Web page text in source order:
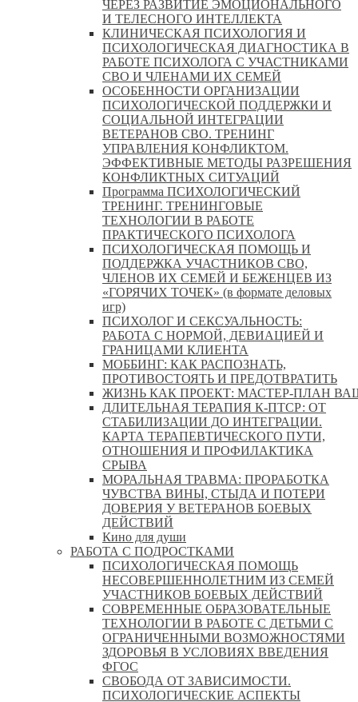
ЧЕРЕЗ РАЗВИТИЕ ЭМОЦИОНАЛЬНОГО
И ТЕЛЕСНОГО ИНТЕЛЛЕКТА
КЛИНИЧЕСКАЯ ПСИХОЛОГИЯ И
ПСИХОЛОГИЧЕСКАЯ ДИАГНОСТИКА В
РАБОТЕ ПСИХОЛОГА С УЧАСТНИКАМИ
СВО И ЧЛЕНАМИ ИХ СЕМЕЙ
ОСОБЕННОСТИ ОРГАНИЗАЦИИ
ПСИХОЛОГИЧЕСКОЙ ПОДДЕРЖКИ И
СОЦИАЛЬНОЙ ИНТЕГРАЦИИ
ВЕТЕРАНОВ СВО. ТРЕНИНГ
УПРАВЛЕНИЯ КОНФЛИКТОМ.
ЭФФЕКТИВНЫЕ МЕТОДЫ РАЗРЕШЕНИЯ
КОНФЛИКТНЫХ СИТУАЦИЙ
Программа ПСИХОЛОГИЧЕСКИЙ
ТРЕНИНГ. ТРЕНИНГОВЫЕ
ТЕХНОЛОГИИ В РАБОТЕ
ПРАКТИЧЕСКОГО ПСИХОЛОГА
ПСИХОЛОГИЧЕСКАЯ ПОМОЩЬ И
ПОДДЕРЖКА УЧАСТНИКОВ СВО,
ЧЛЕНОВ ИХ СЕМЕЙ И БЕЖЕНЦЕВ ИЗ
«ГОРЯЧИХ ТОЧЕК» (в формате деловых
игр)
ПСИХОЛОГ И СЕКСУАЛЬНОСТЬ:
РАБОТА С НОРМОЙ, ДЕВИАЦИЕЙ И
ГРАНИЦАМИ КЛИЕНТА
МОББИНГ: КАК РАСПОЗНАТЬ,
ПРОТИВОСТОЯТЬ И ПРЕДОТВРАТИТЬ
ЖИЗНЬ КАК ПРОЕКТ: МАСТЕР‑ПЛАН
ДЛИТЕЛЬНАЯ ТЕРАПИЯ К-ПТСР: ОТ
СТАБИЛИЗАЦИИ ДО ИНТЕГРАЦИИ.
КАРТА ТЕРАПЕВТИЧЕСКОГО ПУТИ,
ОТНОШЕНИЯ И ПРОФИЛАКТИКА
СРЫВА
МОРАЛЬНАЯ ТРАВМА: ПРОРАБОТКА
ЧУВСТВА ВИНЫ, СТЫДА И ПОТЕРИ
ДОВЕРИЯ У ВЕТЕРАНОВ БОЕВЫХ
ДЕЙСТВИЙ
Кино для души
РАБОТА С ПОДРОСТКАМИ
ПСИХОЛОГИЧЕСКАЯ ПОМОЩЬ
НЕСОВЕРШЕННОЛЕТНИМ ИЗ СЕМЕЙ
УЧАСТНИКОВ БОЕВЫХ ДЕЙСТВИЙ
СОВРЕМЕННЫЕ ОБРАЗОВАТЕЛЬНЫЕ
ТЕХНОЛОГИИ В РАБОТЕ С ДЕТЬМИ С
ОГРАНИЧЕННЫМИ ВОЗМОЖНОСТЯМИ
ЗДОРОВЬЯ В УСЛОВИЯХ ВВЕДЕНИЯ
ФГОС
СВОБОДА ОТ ЗАВИСИМОСТИ.
ПСИХОЛОГИЧЕСКИЕ АСПЕКТЫ